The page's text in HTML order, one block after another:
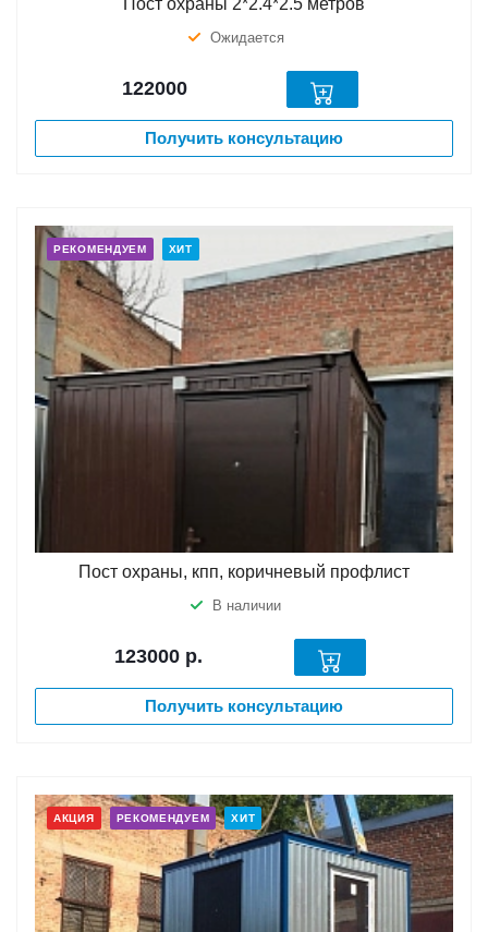
Ожидается
122000
Получить консультацию
РЕКОМЕНДУЕМ ХИТ
Пост охраны, кпп, коричневый профлист
В наличии
123000 р.
Получить консультацию
АКЦИЯ РЕКОМЕНДУЕМ ХИТ